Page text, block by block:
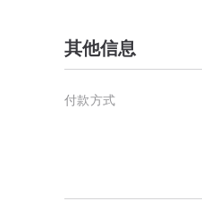
其他信息
付款方式